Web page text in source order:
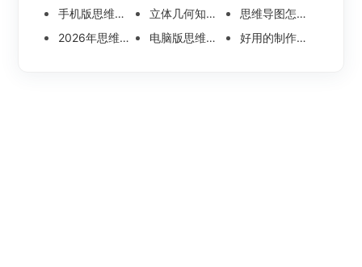
手机版思维导图软件哪个好 使用教程分享 立体几何知识点思维导图模板分享 思维导图怎么画
思维导图怎么画简单又漂亮 内附精美模板案例分享
2026年思维导图软件哪个好 最新免费思维导图软件测评
电脑版思维导图软件哪个好？可离线编辑的思维导图工具盘点 好用的制作思维导图软件有哪些？五款高分思维导图工具盘点